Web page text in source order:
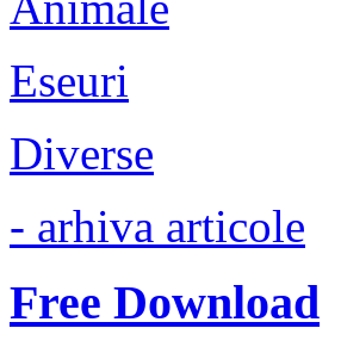
Eseuri
Diverse
- arhiva articole
Free Download